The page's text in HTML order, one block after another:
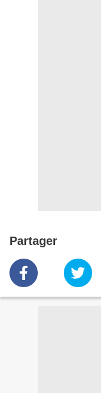
Partager